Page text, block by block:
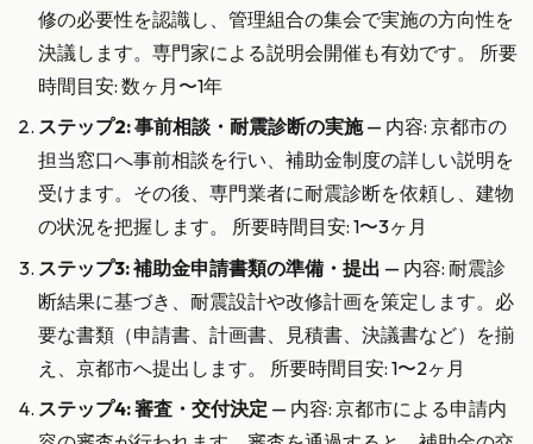
修の必要性を認識し、管理組合の集会で実施の方向性を
決議します。専門家による説明会開催も有効です。 所要
時間目安: 数ヶ月〜1年
ステップ2: 事前相談・耐震診断の実施— 内容: 京都市の
担当窓口へ事前相談を行い、補助金制度の詳しい説明を
受けます。その後、専門業者に耐震診断を依頼し、建物
の状況を把握します。 所要時間目安: 1〜3ヶ月
ステップ3: 補助金申請書類の準備・提出 — 内容: 耐震診
断結果に基づき、耐震設計や改修計画を策定します。必
要な書類（申請書、計画書、見積書、決議書など）を揃
え、京都市へ提出します。 所要時間目安: 1〜2ヶ月
ステップ4: 審査・交付決定 — 内容: 京都市による申請内